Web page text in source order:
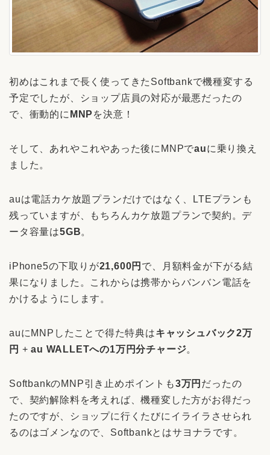
初めはこれまで長く使ってきたSoftbankで機種変する
予定でしたが、ショップ店員の対応が最悪だったの
で、衝動的に MNP を決意！
そして、あれやこれやあった後にMNPでauに乗り換え
ました。
auは電話カケ放題プランだけではなく、LTEプランも
残っていますが、もちろんカケ放題プランで契約。デ
ータ容量は5GB。
iPhone5の下取りが21,600円 で、月額料金が下がる結
果になりました。これからは携帯からバンバン電話を
かけるようにします。
auにMNPしたことで得た特典はキャッシュバック2万
円 +au WALLETへの1万円分チャージ。
SoftbankのMNP引き止めポイントも3万円 だったの
で、契約解除料を考えれば、機種変した方がお得だっ
たのですが、ショップに行くたびにイライラさせられ
るのはゴメンなので、Softbankとはサヨナラです。